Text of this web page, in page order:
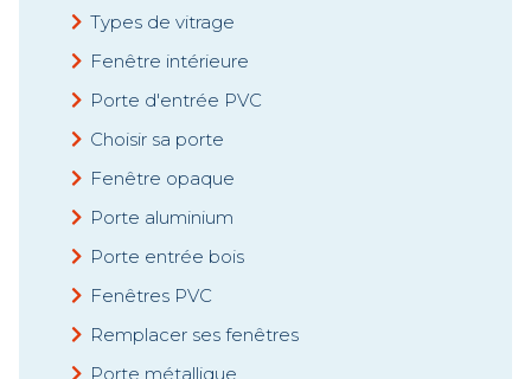
Types de vitrage
Fenêtre intérieure
Porte d'entrée PVC
Choisir sa porte
Fenêtre opaque
Porte aluminium
Porte entrée bois
Fenêtres PVC
Remplacer ses fenêtres
Porte métallique